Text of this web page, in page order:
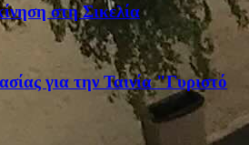
στη Σικελία
για την Ταινία "Γυριστό